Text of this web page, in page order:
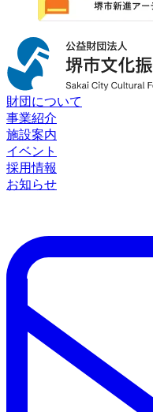
財団について
事業紹介
施設案内
イベント
採用情報
お知らせ